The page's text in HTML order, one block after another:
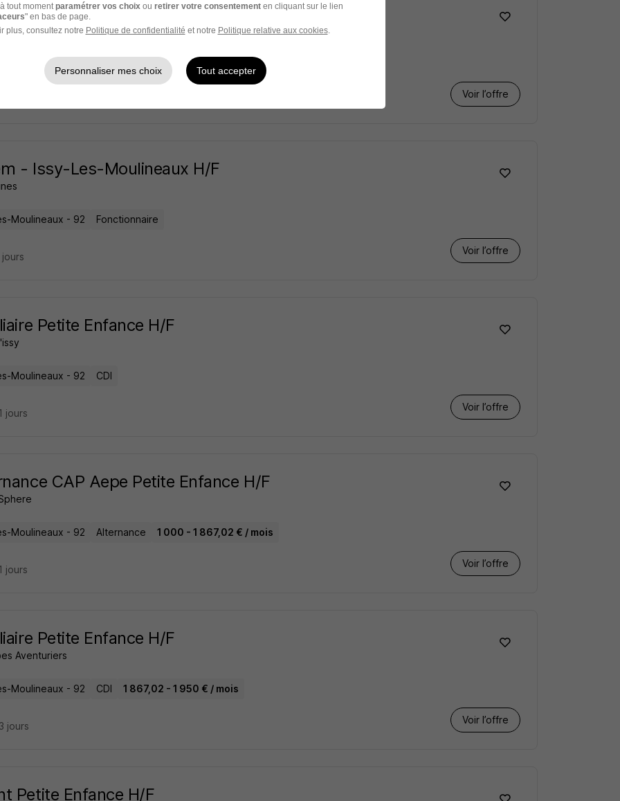
Petite Enfance H/F
Moulineaux - 92 12,31 € / heure
Voir l’offre
- Issy-Les-Moulineaux H/F
Moulineaux - 92 Fonctionnaire
Voir l’offre
Petite Enfance H/F
Moulineaux - 92 CDI
Voir l’offre
jours
CAP Aepe Petite Enfance H/F
Moulineaux - 92 Alternance 1 000 - 1 867,02 € / mois
Voir l’offre
jours
Petite Enfance H/F
Aventuriers
Moulineaux - 92 CDI 1 867,02 - 1 950 € / mois
Voir l’offre
jours
Petite Enfance H/F
tout moment paramétrer vos choix ou retirer votre consentementen cliquant sur le lien
" en bas de page.
plus, consultez notre Politique de confidentialité et notre Politique relative aux cookies.
Personnaliser mes choix Tout accepter